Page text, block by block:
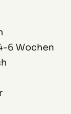
6 Wochen